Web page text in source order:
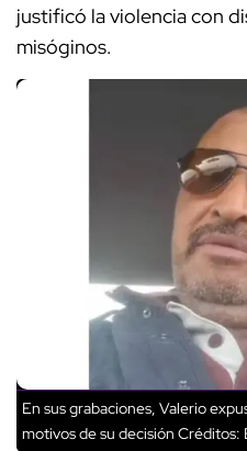
justificó la violencia con
misóginos.
En sus grabaciones, Valerio
motivos de su decisión Créditos: